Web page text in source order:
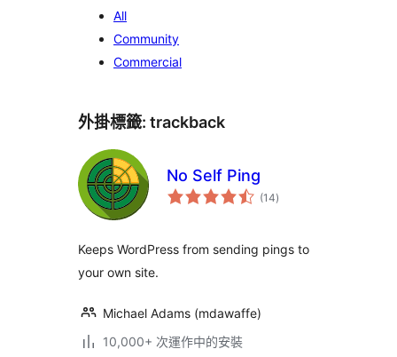
All
Community
Commercial
外掛標籤: trackback
No Self Ping
(14總
評)
Keeps WordPress from sending pings to
your own site.
Michael Adams (mdawaffe)
10,000+ 次運作中的安裝